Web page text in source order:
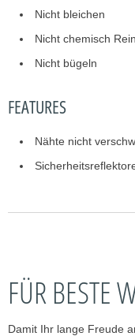
Nicht bleichen
Nicht chemisch
Nicht bügeln
FEATURES
Nähte nicht
FÜR BESTE
Damit Ihr lange Freude